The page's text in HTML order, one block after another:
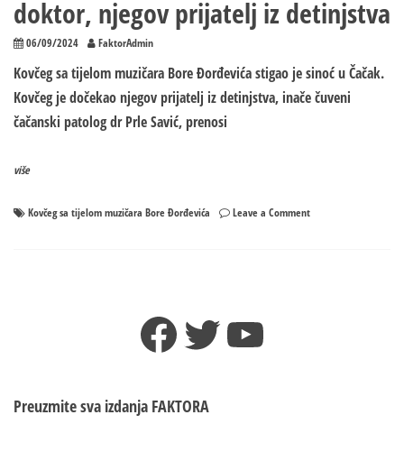
doktor, njegov prijatelj iz detinjstva
06/09/2024 FaktorAdmin
Kovčeg sa tijelom muzičara Bore Đorđevića stigao je sinoć u Čačak.
Kovčeg je dočekao njegov prijatelj iz detinjstva, inače čuveni
čačanski patolog dr Prle Savić, prenosi
više
Kovčeg sa tijelom muzičara Bore Đorđevića Leave a Commenton
Facebook
TwitterYouTube
Preuzmite sva izdanja FAKTORA